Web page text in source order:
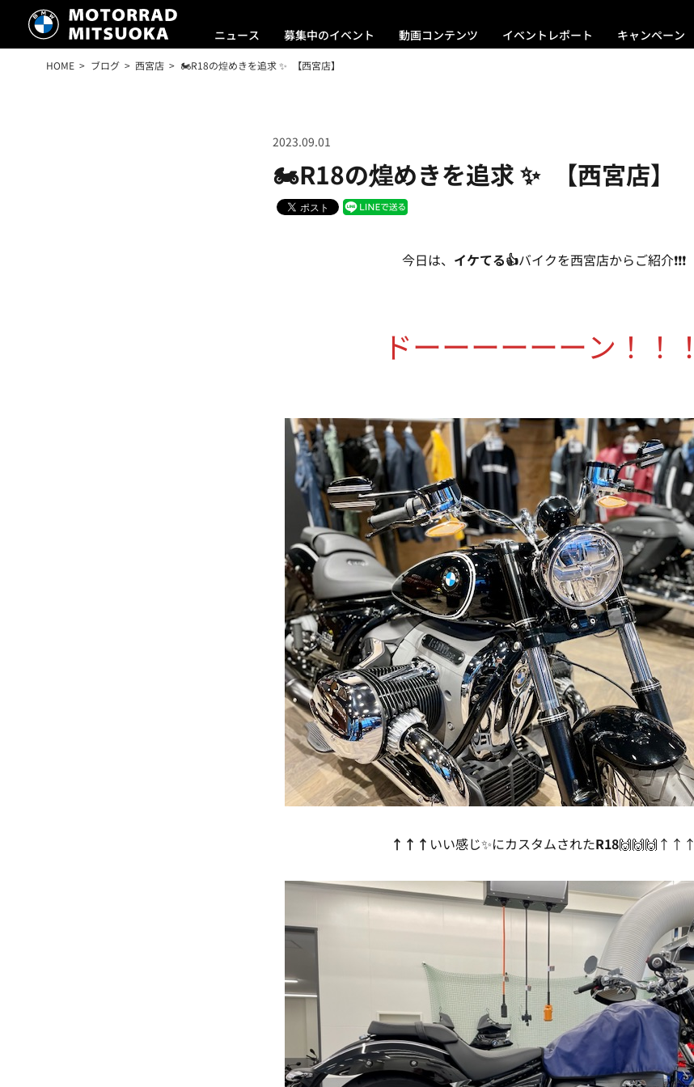
ニュース 募集中のイベント 動画コンテンツ イベントレポート キャンペーン
HOME ブログ 西宮店 🏍️R18の煌めきを追求 ✨ 【西宮店】
🏍️R18の煌めきを追求 ✨ 【西宮店】
2023.09.01
今日は、 イケてる👍バイクを西宮店からご紹介❗❗❗
ドーーーーーーン！！！
↑↑↑ いい感じ✨にカスタムされたR18🙌🙌🙌↑↑↑